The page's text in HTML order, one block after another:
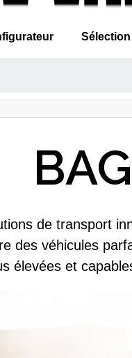
de transport
des véhicules
élevées et